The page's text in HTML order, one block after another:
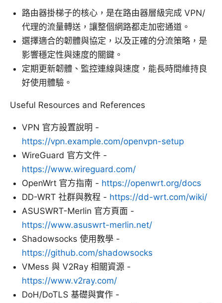
路由器掛梯子的核心，是在路由器層級完成 VPN/
代理的流量轉送，讓整個網路都走加密通道。
選擇適合的韌體與協定，以及正確的分流策略，是
影響穩定性與速度的關鍵。
定期更新韌體、監控連線與速度，能長時間維持良
好使用體驗。
Useful Resources and References
VPN 官方設置說明 -
https://vpn.example.com/openvpn-setup
WireGuard 官方文件 -
https://www.wireguard.com/
OpenWrt 官方指南 - https://openwrt.org/docs
DD-WRT 社群與教程 - https://dd-wrt.com/wiki/
ASUSWRT-Merlin 官方頁面 -
https://www.asuswrt-merlin.net/
Shadowsocks 使用教學 -
https://github.com/shadowsocks
VMess 與 V2Ray 相關資源 -
https://www.v2ray.com/
DoH/DoTLS 基礎與實作 -